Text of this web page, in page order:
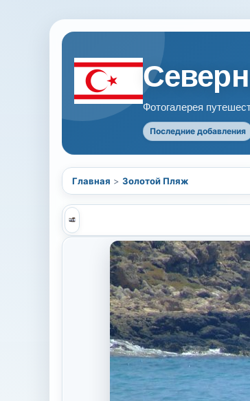
Фотогалерея
Последние добавления
Главная > Золотой Пляж